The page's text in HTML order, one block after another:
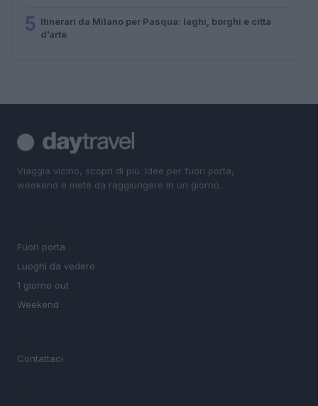
5 Itinerari da Milano per Pasqua: laghi, borghi e città
d’arte
Viaggia vicino, scopri di più. Idee per fuori porta,
weekend e mete da raggiungere in un giorno.
Fuori porta
Luoghi da vedere
1 giorno out
Weekend
Contattaci